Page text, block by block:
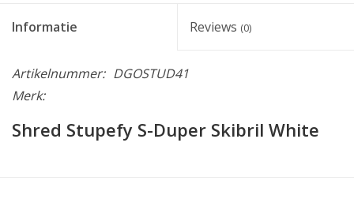
Informatie Reviews (0)
Artikelnummer: DGOSTUD41
Merk:
Shred Stupefy S-Duper Skibril White